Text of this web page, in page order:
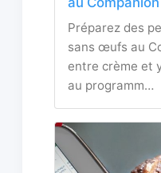
Préparez des
sans œufs au
entre crème et
au programm…